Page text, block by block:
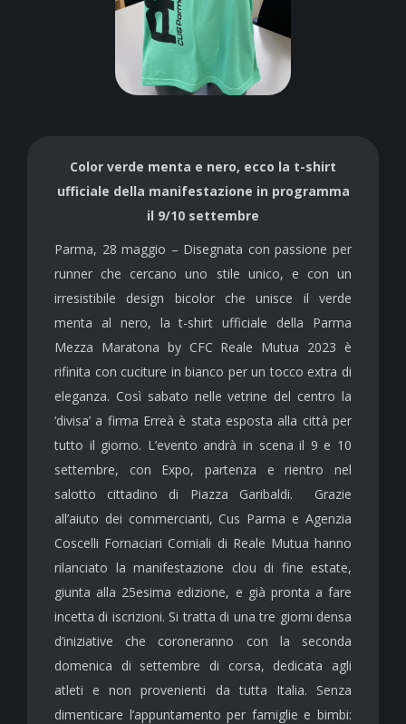
Color verde menta e nero, ecco la t-shirt
ufficiale della manifestazione in programma
il 9/10 settembre
Parma, 28 maggio – Disegnata con passione per
runner che cercano uno stile unico, e con un
irresistibile design bicolor che unisce il verde
menta al nero, la t-shirt ufficiale della Parma
Mezza Maratona by CFC Reale Mutua 2023 è
rifinita con cuciture in bianco per un tocco extra di
eleganza. Così sabato nelle vetrine del centro la
‘divisa’ a firma Erreà è stata esposta alla città per
tutto il giorno. L’evento andrà in scena il 9 e 10
settembre, con Expo, partenza e rientro nel
salotto cittadino di Piazza Garibaldi. Grazie
all’aiuto dei commercianti, Cus Parma e Agenzia
Coscelli Fornaciari Corniali di Reale Mutua hanno
rilanciato la manifestazione clou di fine estate,
giunta alla 25esima edizione, e già pronta a fare
incetta di iscrizioni. Si tratta di una tre giorni densa
d’iniziative che coroneranno con la seconda
domenica di settembre di corsa, dedicata agli
atleti e non provenienti da tutta Italia. Senza
dimenticare l’appuntamento per famiglie e bimbi: